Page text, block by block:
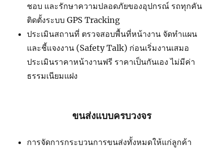
ชอบ และรักษาความปลอดภัยของอุปกรณ์ รถทุกคัน
ติดตั้งระบบ GPS Tracking
ประเมินสถานที่ ตรวจสอบพื้นที่หน้างาน จัดทำแผน
และชี้แจงงาน (Safety Talk) ก่อนเริ่มงานเสมอ
ประเมินราคาหน้างานฟรี ราคาเป็นกันเอง ไม่มีค่า
ธรรมเนียมแฝง
ขนส่งแบบครบวงจร
การจัดการกระบวนการขนส่งทั้งหมดให้แก่ลูกค้า